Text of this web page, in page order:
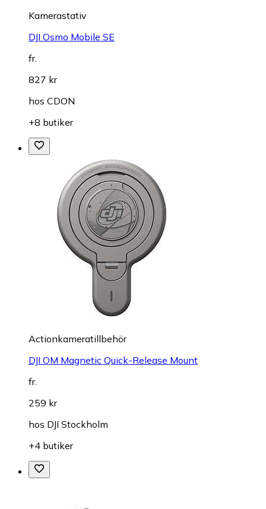
Kamerastativ
DJI Osmo Mobile SE
fr.
827 kr
hos CDON
+8 butiker
Actionkameratillbehör
DJI OM Magnetic Quick-Release Mount
fr.
259 kr
hos DJI Stockholm
+4 butiker